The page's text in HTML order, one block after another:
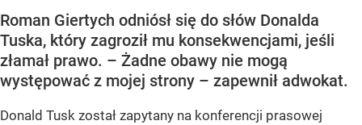
Roman Giertych odniósł się do słów Donalda
Tuska, który zagroził mu konsekwencjami, jeśli
złamał prawo. – Żadne obawy nie mogą
występować z mojej strony – zapewnił adwokat.
Donald Tusk został zapytany na konferencji prasowej